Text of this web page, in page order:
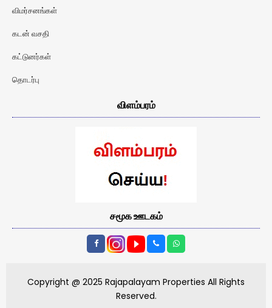
விமர்சனங்கள்
கடன் வசதி
கட்டுனர்கள்
தொடர்பு
விளம்பரம்
சமூக ஊடகம்